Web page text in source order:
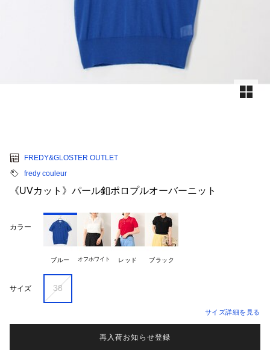
FREDY&GLOSTER OUTLET
fredy couleur
《UVカット》パール釦ポロプルオーバーニット
カラー
ブルー オフホワイト レッド ブラック
サイズ 38
サイズ詳細を見る
再入荷お知らせ登録